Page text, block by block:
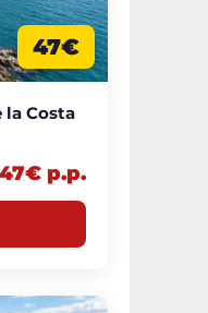
47€
la Costa
p.p.